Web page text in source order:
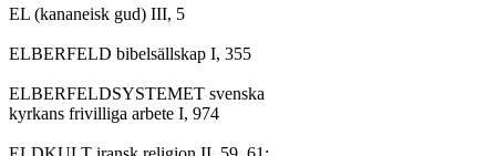
EL (kananeisk gud) III, 5
ELBERFELD bibelsällskap I, 355
ELBERFELDSYSTEMET svenska
kyrkans frivilliga arbete I, 974